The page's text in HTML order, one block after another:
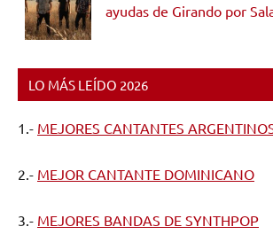
ayudas de Girando por
LO MÁS LEÍDO 2026
1.- MEJORES CANTANTES
2.- MEJOR CANTANTE DOMINICANO
3.- MEJORES BANDAS DE SYNTHPOP